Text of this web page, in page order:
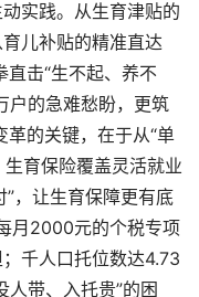
实践。从生育津贴的
儿补贴的精准直达
击“生不起、养不
户的急难愁盼，更筑
的关键，在于从“单
生育保险覆盖灵活就业
”，让生育保障更有底
月2000元的个税专项
千人口托位数达4.73
人带、入托贵”的困